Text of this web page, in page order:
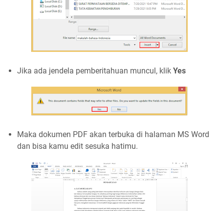
Jika ada jendela pemberitahuan muncul, klik Yes
Maka dokumen PDF akan terbuka di halaman MS Word
dan bisa kamu edit sesuka hatimu.